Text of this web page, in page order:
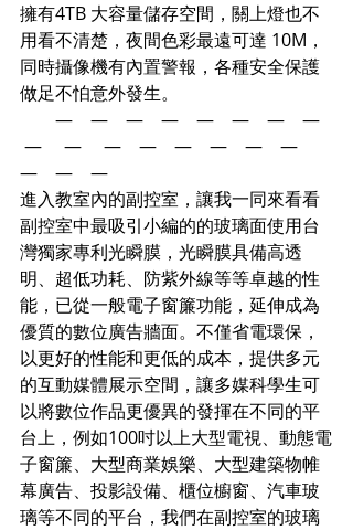
擁有4TB 大容量儲存空間，關上燈也不
用看不清楚，夜間色彩最遠可達 10M，
同時攝像機有內置警報，各種安全保護
做足不怕意外發生。
—     —     —    —    —    —    —    —
—    —    —
進入教室內的副控室，讓我一同來看看
副控室中最吸引小編的的玻璃面使用台
灣獨家專利光瞬膜，光瞬膜具備高透
明、超低功耗、防紫外線等等卓越的性
能，已從一般電子窗簾功能，延伸成為
優質的數位廣告牆面。不僅省電環保，
以更好的性能和更低的成本，提供多元
的互動媒體展示空間，讓多媒科學生可
以將數位作品更優異的發揮在不同的平
台上，例如100吋以上大型電視、動態電
子窗簾、大型商業娛樂、大型建築物帷
幕廣告、投影設備、櫃位櫥窗、汽車玻
璃等不同的平台，我們在副控室的玻璃